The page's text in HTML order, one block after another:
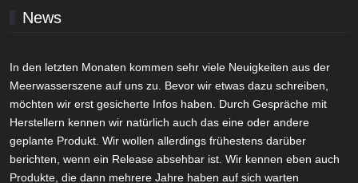
News
In den letzten Monaten kommen sehr viele Neuigkeiten aus der
Meerwasserszene auf uns zu. Bevor wir etwas dazu schreiben,
möchten wir erst gesicherte Infos haben. Durch Gespräche mit
Herstellern kennen wir natürlich auch das eine oder andere
geplante Produkt. Wir wollen allerdings frühestens darüber
berichten, wenn ein Release absehbar ist. Wir kennen eben auch
Produkte, die dann mehrere Jahre haben auf sich warten